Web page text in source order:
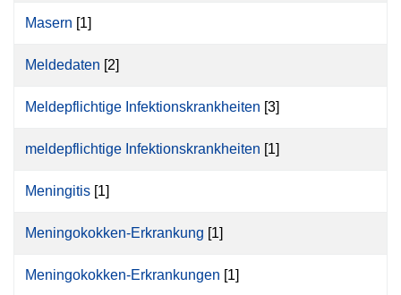
Masern [1]
Meldedaten [2]
Meldepflichtige Infektionskrankheiten [3]
meldepflichtige Infektionskrankheiten [1]
Meningitis [1]
Meningokokken-Erkrankung [1]
Meningokokken-Erkrankungen [1]